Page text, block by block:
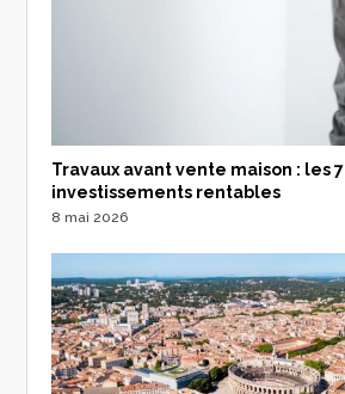
Travaux avant vente maison : les 7
investissements rentables
8 mai 2026